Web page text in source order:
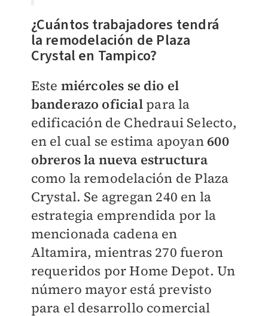
¿Cuántos trabajadores tendrá
la remodelación de Plaza
Crystal en Tampico?
Este miércoles se dio el
banderazo oficial para la
edificación de Chedraui Selecto,
en el cual se estima apoyan600
obreros la nueva estructura
como la remodelación de Plaza
Crystal. Se agregan 240 en la
estrategia emprendida por la
mencionada cadena en
Altamira, mientras 270 fueron
requeridos por Home Depot. Un
número mayor está previsto
para el desarrollo comercial